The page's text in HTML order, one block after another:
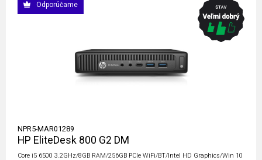
Odporúčame
NPR5-MAR01289
HP EliteDesk 800 G2 DM
Core i5 6500 3.2GHz/8GB RAM/256GB PCIe WiFi/BT/Intel HD Graphics/Win 10